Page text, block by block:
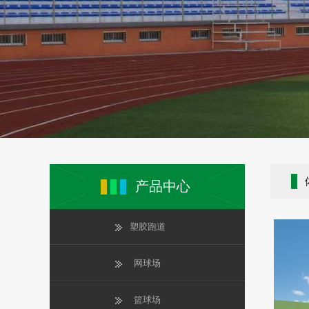
产品中心
塑胶跑道
网球场
篮球场